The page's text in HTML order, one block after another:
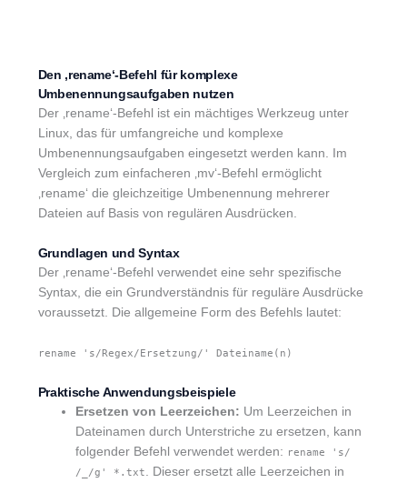
Den ‚rename‘-Befehl für komplexe
Umbenennungsaufgaben nutzen
Der ‚rename‘-Befehl ist ein mächtiges Werkzeug unter
Linux, das für umfangreiche und komplexe
Umbenennungsaufgaben eingesetzt werden kann. Im
Vergleich zum einfacheren ‚mv‘-Befehl ermöglicht
‚rename‘ die gleichzeitige Umbenennung mehrerer
Dateien auf Basis von regulären Ausdrücken.
Grundlagen und Syntax
Der ‚rename‘-Befehl verwendet eine sehr spezifische
Syntax, die ein Grundverständnis für reguläre Ausdrücke
voraussetzt. Die allgemeine Form des Befehls lautet:
rename 's/Regex/Ersetzung/' Dateiname(n)
Praktische Anwendungsbeispiele
Ersetzen von Leerzeichen: Um Leerzeichen in
Dateinamen durch Unterstriche zu ersetzen, kann
folgender Befehl verwendet werden: rename 's/
/_/g' *.txt
. Dieser ersetzt alle Leerzeichen in